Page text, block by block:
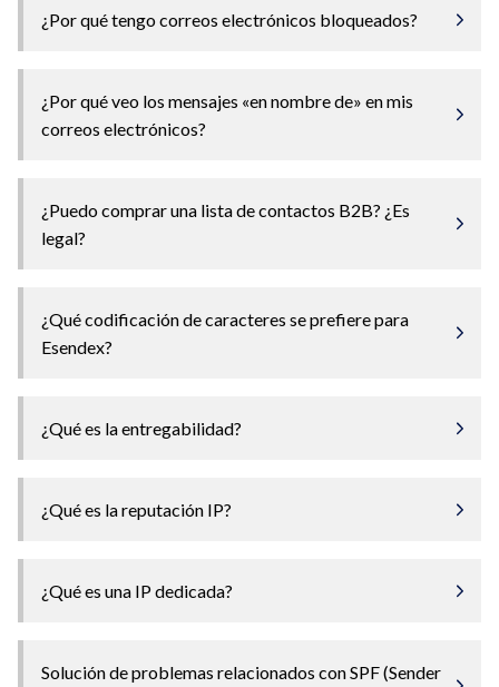
¿Por qué tengo correos electrónicos bloqueados?
¿Por qué veo los mensajes «en nombre de» en mis
correos electrónicos?
¿Puedo comprar una lista de contactos B2B? ¿Es
legal?
¿Qué codificación de caracteres se prefiere para
Esendex?
¿Qué es la entregabilidad?
¿Qué es la reputación IP?
¿Qué es una IP dedicada?
Solución de problemas relacionados con SPF (Sender